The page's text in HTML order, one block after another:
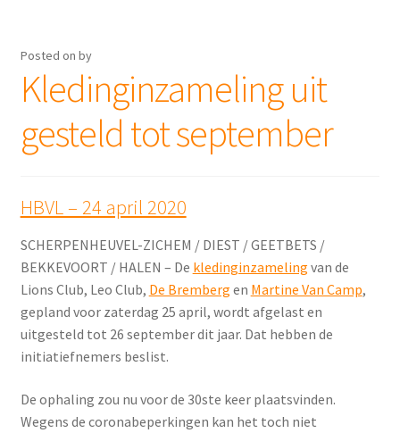
Posted on by
Kledinginzameling uit
gesteld tot september
HBVL – 24 april 2020
SCHERPENHEUVEL-ZICHEM / DIEST / GEETBETS /
BEKKEVOORT / HALEN – De kledinginzameling van de
Lions Club, Leo Club, De Bremberg en Martine Van Camp,
gepland voor zaterdag 25 april, wordt afgelast en
uitgesteld tot 26 september dit jaar. Dat hebben de
initiatiefnemers beslist.
De ophaling zou nu voor de 30ste keer plaatsvinden.
Wegens de coronabeperkingen kan het toch niet